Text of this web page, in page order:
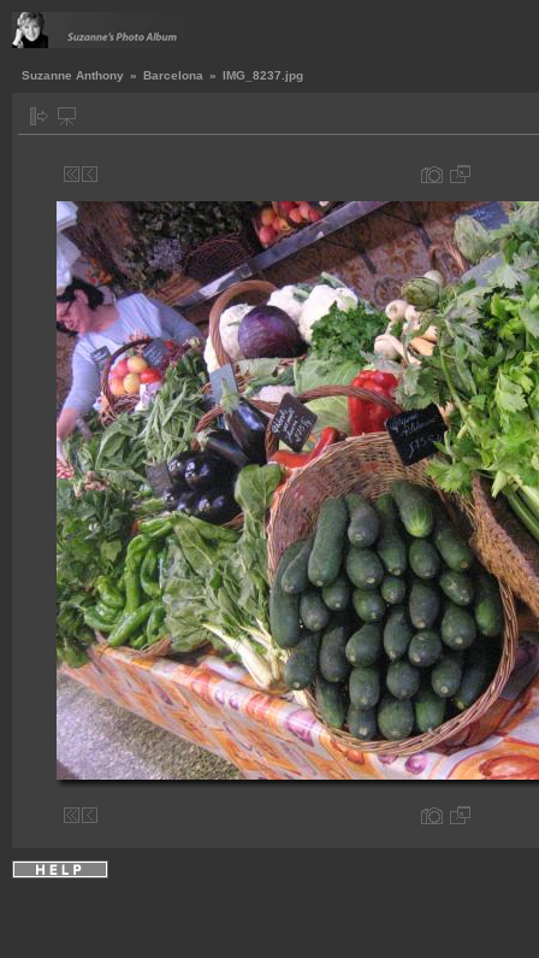
Suzanne Anthony » Barcelona » IMG_8237.jpg